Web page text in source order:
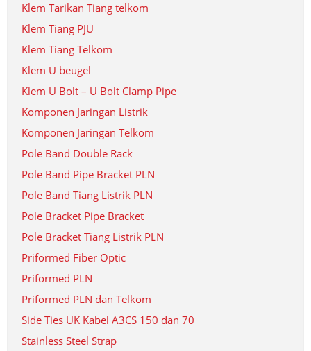
Klem Tarikan Tiang telkom
Klem Tiang PJU
Klem Tiang Telkom
Klem U beugel
Klem U Bolt – U Bolt Clamp Pipe
Komponen Jaringan Listrik
Komponen Jaringan Telkom
Pole Band Double Rack
Pole Band Pipe Bracket PLN
Pole Band Tiang Listrik PLN
Pole Bracket Pipe Bracket
Pole Bracket Tiang Listrik PLN
Priformed Fiber Optic
Priformed PLN
Priformed PLN dan Telkom
Side Ties UK Kabel A3CS 150 dan 70
Stainless Steel Strap